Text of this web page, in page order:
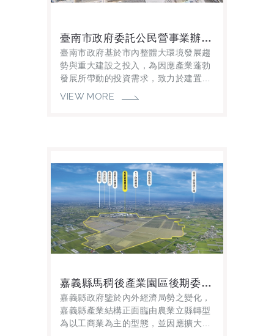
臺南市政府委託公民營事業辦理七股科技工業區開發、租售及管理計畫
臺南市政府基於市內整體大環境發展趨
勢與重大建設之投入，為因應產業蓬勃
發展所帶動的投資需求，致力於建置優
質投資環境，優化產業空間佈局，帶動
VIEW MORE
嘉義縣馬稠後產業園區後期委託開發、使用收益及管理案
嘉義縣政府鑒於內外經濟局勢之變化，
嘉義縣產業結構正面臨由農業立縣轉型
為以工商業為主的型態，並因應擴大都